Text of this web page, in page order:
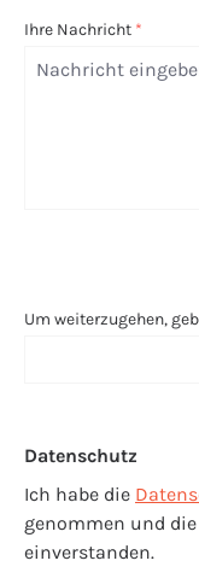
Ihre Nachricht *
Um weiterzugehen,
Datenschutz
Ich habe die
genommen und die
einverstanden.